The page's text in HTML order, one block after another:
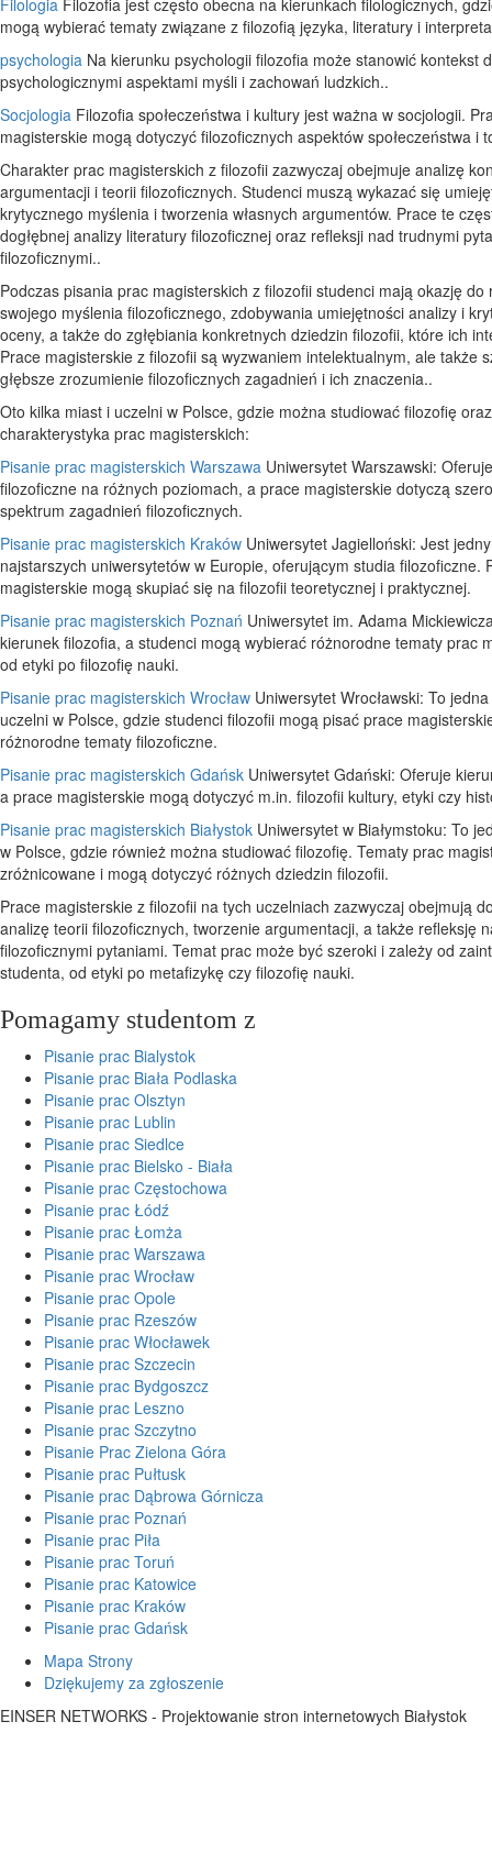
mogą wybierać tematy związane z filozofią języka, literatury i
psychologia Na kierunku psychologii filozofia może stanowić kontekst
psychologicznymi aspektami myśli i zachowań ludzkich..
Socjologia Filozofia społeczeństwa i kultury jest ważna w socjologii.
magisterskie mogą dotyczyć filozoficznych aspektów społeczeństwa i
Charakter prac magisterskich z filozofii zazwyczaj obejmuje analizę
argumentacji i teorii filozoficznych. Studenci muszą wykazać się
krytycznego myślenia i tworzenia własnych argumentów. Prace te
dogłębnej analizy literatury filozoficznej oraz refleksji nad trudnymi
filozoficznymi..
Podczas pisania prac magisterskich z filozofii studenci mają okazję do
swojego myślenia filozoficznego, zdobywania umiejętności analizy i
oceny, a także do zgłębiania konkretnych dziedzin filozofii, które ich
Prace magisterskie z filozofii są wyzwaniem intelektualnym, ale także
głębsze zrozumienie filozoficznych zagadnień i ich znaczenia..
Oto kilka miast i uczelni w Polsce, gdzie można studiować filozofię
charakterystyka prac magisterskich:
Pisanie prac magisterskich Warszawa Uniwersytet Warszawski:
filozoficzne na różnych poziomach, a prace magisterskie dotyczą
spektrum zagadnień filozoficznych.
Pisanie prac magisterskich Kraków Uniwersytet Jagielloński: Jest
najstarszych uniwersytetów w Europie, oferującym studia filozoficzne.
magisterskie mogą skupiać się na filozofii teoretycznej i praktycznej.
Pisanie prac magisterskich Poznań Uniwersytet im. Adama
kierunek filozofia, a studenci mogą wybierać różnorodne tematy prac
od etyki po filozofię nauki.
Pisanie prac magisterskich Wrocław Uniwersytet Wrocławski: To
uczelni w Polsce, gdzie studenci filozofii mogą pisać prace
różnorodne tematy filozoficzne.
Pisanie prac magisterskich Gdańsk Uniwersytet Gdański: Oferuje
a prace magisterskie mogą dotyczyć m.in. filozofii kultury, etyki czy
Pisanie prac magisterskich Białystok Uniwersytet w Białymstoku: To
w Polsce, gdzie również można studiować filozofię. Tematy prac
zróżnicowane i mogą dotyczyć różnych dziedzin filozofii.
Prace magisterskie z filozofii na tych uczelniach zazwyczaj obejmują
analizę teorii filozoficznych, tworzenie argumentacji, a także refleksję
filozoficznymi pytaniami. Temat prac może być szeroki i zależy od
studenta, od etyki po metafizykę czy filozofię nauki.
Pomagamy studentom z
Pisanie prac Bialystok
Pisanie prac Biała Podlaska
Pisanie prac Olsztyn
Pisanie prac Lublin
Pisanie prac Siedlce
Pisanie prac Bielsko - Biała
Pisanie prac Częstochowa
Pisanie prac Łódź
Pisanie prac Łomża
Pisanie prac Warszawa
Pisanie prac Wrocław
Pisanie prac Opole
Pisanie prac Rzeszów
Pisanie prac Włocławek
Pisanie prac Szczecin
Pisanie prac Bydgoszcz
Pisanie prac Leszno
Pisanie prac Szczytno
Pisanie Prac Zielona Góra
Pisanie prac Pułtusk
Pisanie prac Dąbrowa Górnicza
Pisanie prac Poznań
Pisanie prac Piła
Pisanie prac Toruń
Pisanie prac Katowice
Pisanie prac Kraków
Pisanie prac Gdańsk
Mapa Strony
Dziękujemy za zgłoszenie
EINSER NETWORKS - Projektowanie stron internetowych Białystok